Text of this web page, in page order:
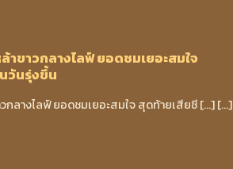
าขาวกลางไลฟ์ ยอดชมเยอะสมใจ
วันรุ่งขึ้น
กลางไลฟ์ ยอดชมเยอะสมใจ สุดท้ายเสียชี [...] [...]